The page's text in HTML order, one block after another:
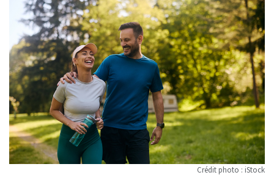
Crédit photo : iStock